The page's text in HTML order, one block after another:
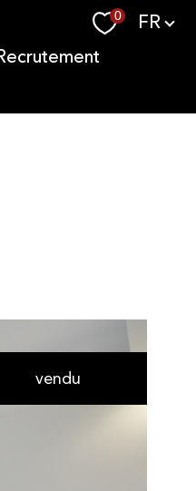
0 Langue
FR
recrutement
vendu